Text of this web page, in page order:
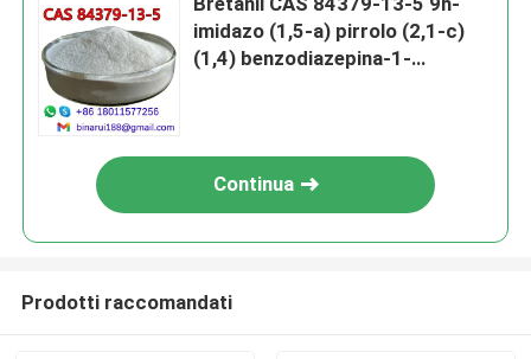
imidazo (1,5-a) pirrolo (2,1-c)
(1,4) benzodiazepina-1-
Continua
Prodotti raccomandati